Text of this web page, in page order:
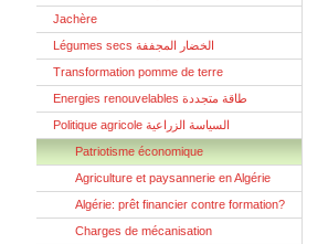
Jachère
Légumes secs الخضار المجففة
Transformation pomme de terre
Energies renouvelables طاقة متجددة
Politique agricole السياسة الزراعية
Patriotisme économique
Agriculture et paysannerie en Algérie
Algérie: prêt financier contre formation?
Charges de mécanisation